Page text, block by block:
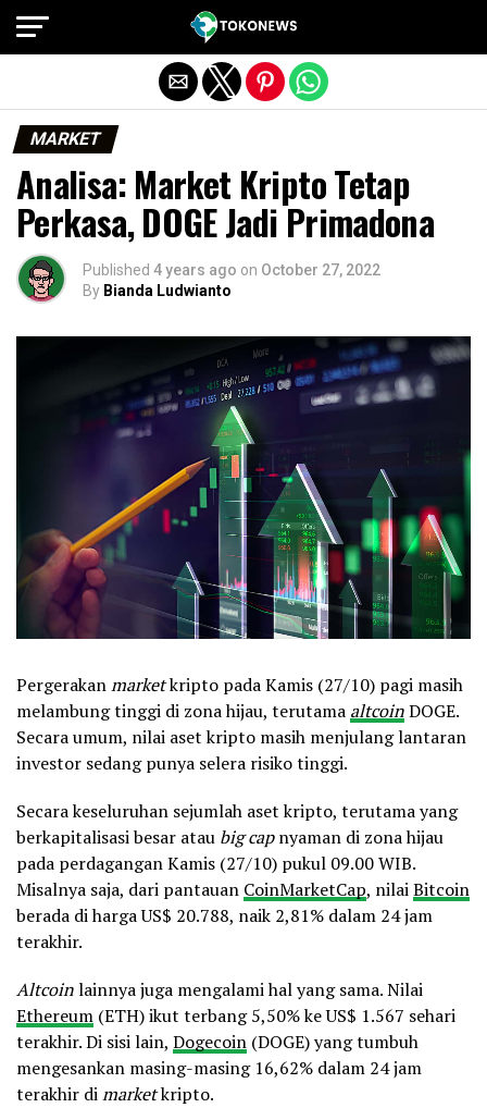
MARKET
Analisa: Market Kripto Tetap
Perkasa, DOGE Jadi Primadona
Published 4 years ago on October 27, 2022
By Bianda Ludwianto
Pergerakanmarketkripto pada Kamis (27/10) pagi masih
melambung tinggi di zona hijau, terutama altcoinDOGE.
Secara umum, nilai aset kripto masih menjulang lantaran
investor sedang punya selera risiko tinggi.
Secara keseluruhan sejumlah aset kripto, terutama yang
berkapitalisasi besar atau big capnyaman di zona hijau
pada perdagangan Kamis (27/10) pukul 09.00 WIB.
Misalnya saja, dari pantauan CoinMarketCap, nilaiBitcoin
berada di harga US$ 20.788, naik 2,81% dalam 24 jam
terakhir.
Altcoinlainnya juga mengalami hal yang sama. Nilai
Ethereum (ETH) ikut terbang 5,50% ke US$ 1.567 sehari
terakhir. Di sisi lain, Dogecoin (DOGE) yang tumbuh
mengesankan masing-masing 16,62% dalam 24 jam
terakhir dimarketkripto.
Exit mobile version